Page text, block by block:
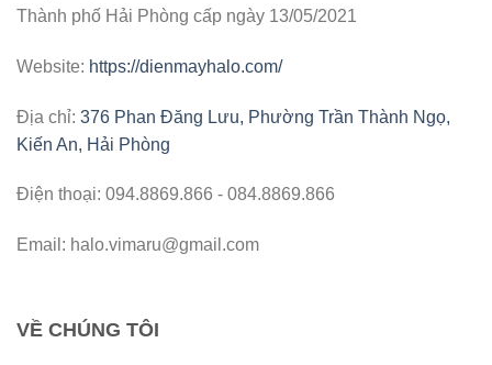
Thành phố Hải Phòng cấp ngày 13/05/2021
Website: https://dienmayhalo.com/
Địa chỉ: 376 Phan Đăng Lưu, Phường Trần Thành Ngọ,
Kiến An, Hải Phòng
Điện thoại: 094.8869.866 - 084.8869.866
Email: halo.vimaru@gmail.com
VỀ CHÚNG TÔI